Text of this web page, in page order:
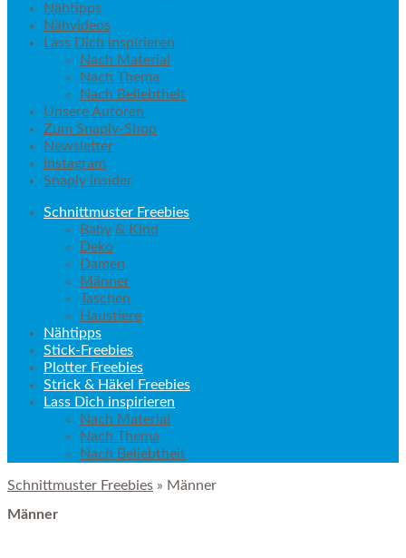
Nähtipps
Nähvideos
Lass Dich inspirieren
Nach Material
Nach Thema
Nach Beliebtheit
Unsere Autoren
Zum Snaply-Shop
Newsletter
Instagram
Snaply Insider
Schnittmuster Freebies
Baby & Kind
Deko
Damen
Männer
Taschen
Haustiere
Nähtipps
Stick-Freebies
Plotter Freebies
Strick & Häkel Freebies
Lass Dich inspirieren
Nach Material
Nach Thema
Nach Beliebtheit
Schnittmuster Freebies » Männer
Männer